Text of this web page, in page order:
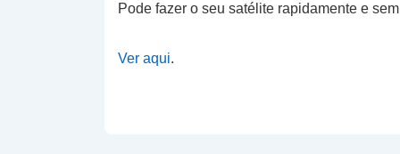
Pode fazer o seu satélite rapidamente e
Ver aqui.